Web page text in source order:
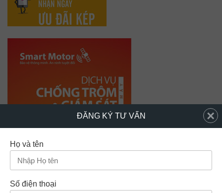
ĐĂNG KÝ TƯ VẤN
Họ và tên
Số điện thoại
×